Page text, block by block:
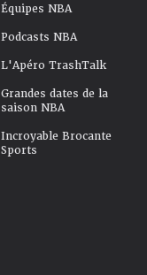
Équipes NBA
Podcasts NBA
L'Apéro TrashTalk
Grandes dates de la
saison NBA
Incroyable Brocante
Sports